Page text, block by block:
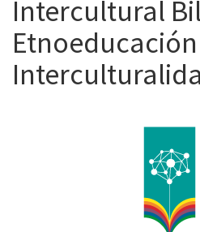
Intercultural